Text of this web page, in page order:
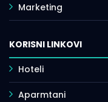
Marketing
KORISNI LINKOVI
Hoteli
Aparmtani